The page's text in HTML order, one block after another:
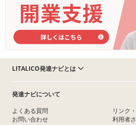
LITALICO発達ナビとは
発達ナビについて
よくある質問
お問い合わせ
リンク
利用者